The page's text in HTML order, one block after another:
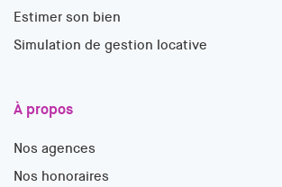
Estimer son bien
Simulation de gestion locative
À propos
Nos agences
Nos honoraires